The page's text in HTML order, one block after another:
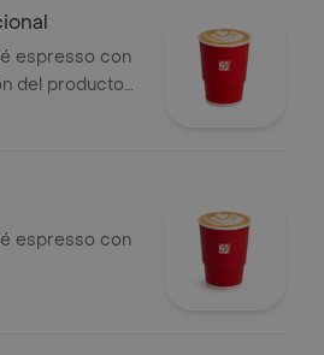
preparado.
espresso con
del producto
tras 5
espresso con